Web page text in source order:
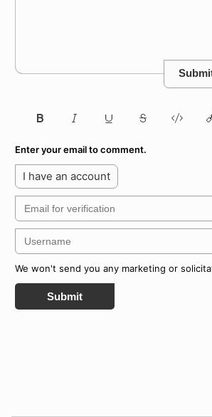
Enter your email to comment.
I have an account
We won't send you any marketing or
Submit